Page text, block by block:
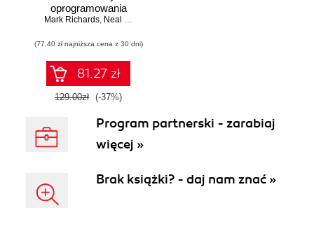
oprogramowania
dla inżynierów.
Mark Richards, Neal Ford
(77,40 zł najniższa cena z 30 dni)
81.27 zł
129.00zł (-37%)
Program partnerski - zarabiaj
więcej »
Brak książki? - daj nam znać »